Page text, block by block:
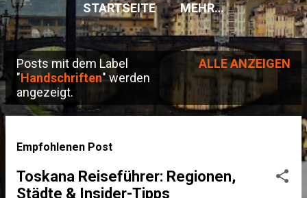
STARTSEITE MEHR…
P
o
s
Posts mit dem Label
"Handschriften" werden
angezeigt.
ALLE ANZEIGEN
Empfohlenen Post
Toskana Reiseführer: Regionen,
Städte & Insider-Tipps